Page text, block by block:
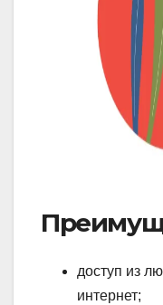
доступ из
интернет;